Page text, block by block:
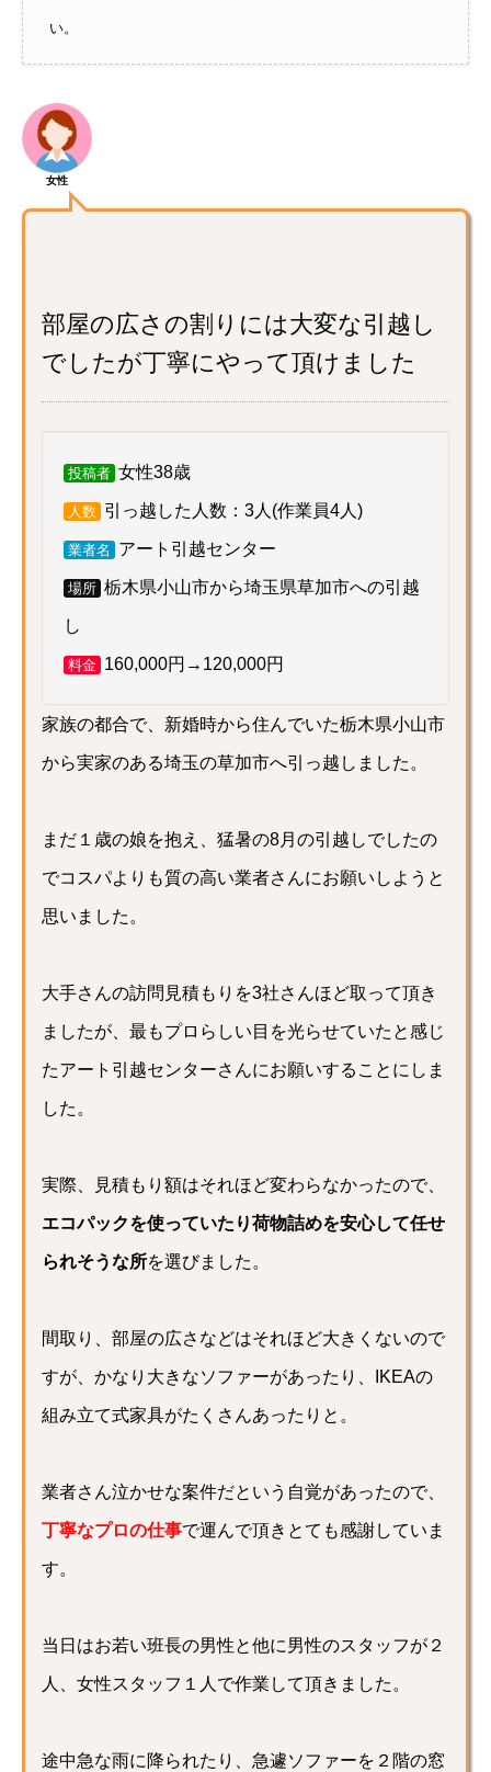
い。
女性
部屋の広さの割りには大変な引越し
でしたが丁寧にやって頂けました
投稿者 女性38歳
人数 引っ越した人数：3人(作業員4人)
業者名 アート引越センター
場所 栃木県小山市から埼玉県草加市への引越
し
料金 160,000円→120,000円
家族の都合で、新婚時から住んでいた栃木県小山市
から実家のある埼玉の草加市へ引っ越しました。
まだ１歳の娘を抱え、猛暑の8月の引越しでしたの
でコスパよりも質の高い業者さんにお願いしようと
思いました。
大手さんの訪問見積もりを3社さんほど取って頂き
ましたが、最もプロらしい目を光らせていたと感じ
たアート引越センターさんにお願いすることにしま
した。
実際、見積もり額はそれほど変わらなかったので、
エコパックを使っていたり荷物詰めを安心して任せ
られそうな所を選びました。
間取り、部屋の広さなどはそれほど大きくないので
すが、かなり大きなソファーがあったり、IKEAの
組み立て式家具がたくさんあったりと。
業者さん泣かせな案件だという自覚があったので、
丁寧なプロの仕事で運んで頂きとても感謝していま
す。
当日はお若い班長の男性と他に男性のスタッフが２
人、女性スタッフ１人で作業して頂きました。
途中急な雨に降られたり、急遽ソファーを２階の窓